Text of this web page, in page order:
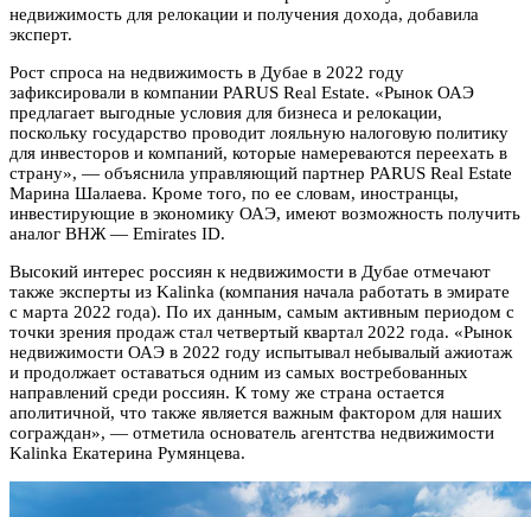
недвижимость для релокации и получения дохода, добавила
эксперт.
Рост спроса на недвижимость в Дубае в 2022 году
зафиксировали в компании PARUS Real Estate. «Рынок ОАЭ
предлагает выгодные условия для бизнеса и релокации,
поскольку государство проводит лояльную налоговую политику
для инвесторов и компаний, которые намереваются переехать в
страну», — объяснила управляющий партнер PARUS Real Estate
Марина Шалаева. Кроме того, по ее словам, иностранцы,
инвестирующие в экономику ОАЭ, имеют возможность получить
аналог ВНЖ — Emirates ID.
Высокий интерес россиян к недвижимости в Дубае отмечают
также эксперты из Kalinka (компания начала работать в эмирате
с марта 2022 года). По их данным, самым активным периодом с
точки зрения продаж стал четвертый квартал 2022 года. «Рынок
недвижимости ОАЭ в 2022 году испытывал небывалый ажиотаж
и продолжает оставаться одним из самых востребованных
направлений среди россиян. К тому же страна остается
аполитичной, что также является важным фактором для наших
сограждан», — отметила основатель агентства недвижимости
Kalinka Екатерина Румянцева.